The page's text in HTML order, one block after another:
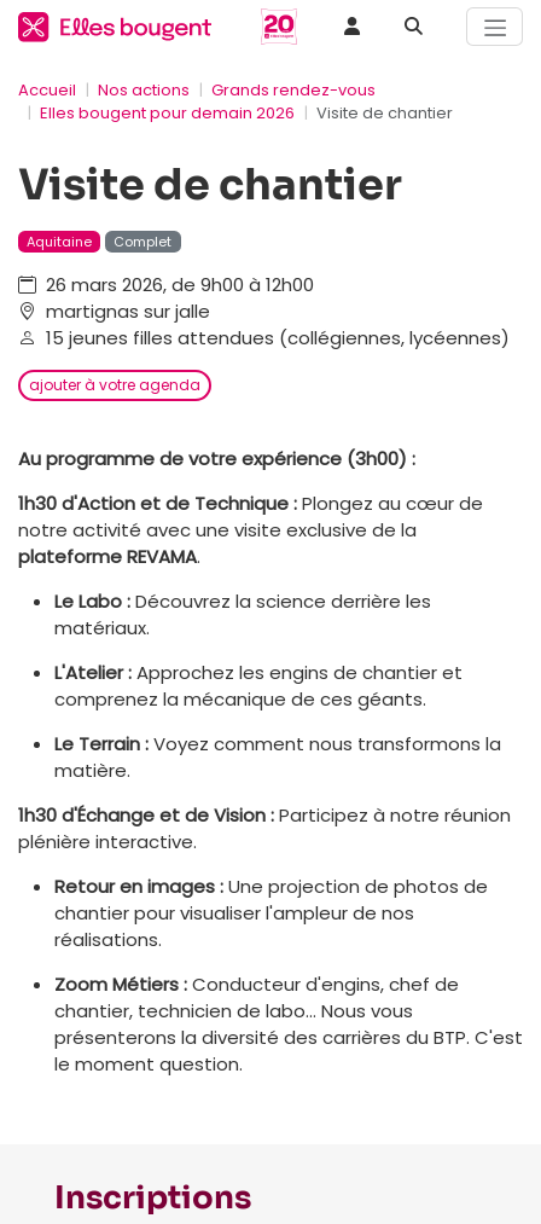
Accueil Nos actions
Grands rendez-vous
Elles bougent pour demain 2026
Visite de chantier
Visite de chantier
Aquitaine Complet
26 mars 2026, de 9h00 à 12h00
martignas sur jalle
15 jeunes filles attendues (collégiennes, lycéennes)
ajouter à votre agenda
Au programme de votre expérience (3h00) :
1h30 d'Action et de Technique :Plongez au cœur de
notre activité avec une visite exclusive de la
plateforme REVAMA.
Le Labo :Découvrez la science derrière les
matériaux.
L'Atelier :Approchez les engins de chantier et
comprenez la mécanique de ces géants.
Le Terrain :Voyez comment nous transformons la
matière.
1h30 d'Échange et de Vision :Participez à notre réunion
plénière interactive.
Retour en images :Une projection de photos de
chantier pour visualiser l'ampleur de nos
réalisations.
Zoom Métiers :Conducteur d'engins, chef de
chantier, technicien de labo... Nous vous
présenterons la diversité des carrières du BTP. C'est
le moment question.
Inscriptions